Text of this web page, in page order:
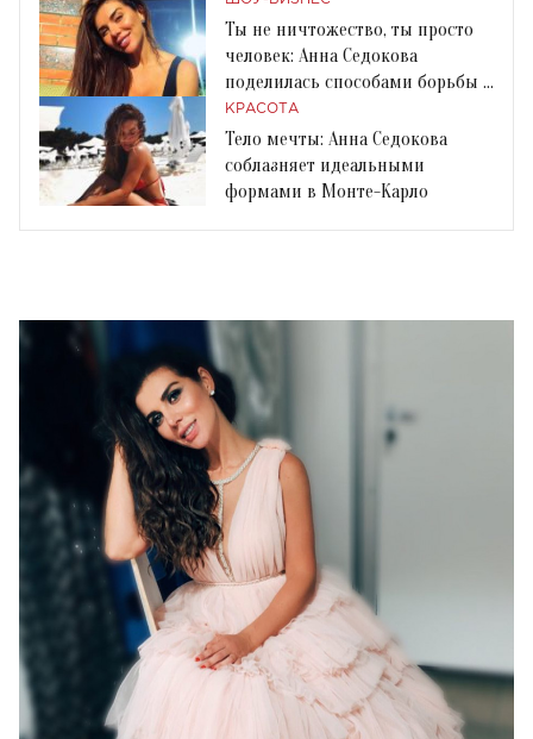
Ты не ничтожество, ты просто
человек: Анна Седокова
поделилась способами борьбы с
депрессией
КРАСОТА
Тело мечты: Анна Седокова
соблазняет идеальными
формами в Монте-Карло